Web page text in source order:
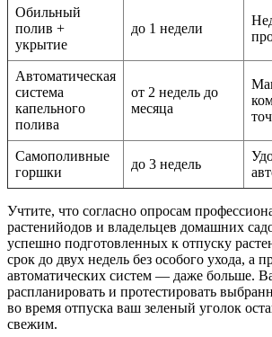
Обильный
полив +
укрытие
до 1 недели
Автоматическая
система
капельного
полива
от 2 недель до
месяца
Самополивные
горшки
до 3 недель
Учтите, что согласно опросам
растенийодов и владельцев домашних
успешно подготовленных к отпуску
срок до двух недель без особого ухода, а
автоматических систем — даже больше.
распланировать и протестировать
во время отпуска ваш зеленый уголок
свежим.